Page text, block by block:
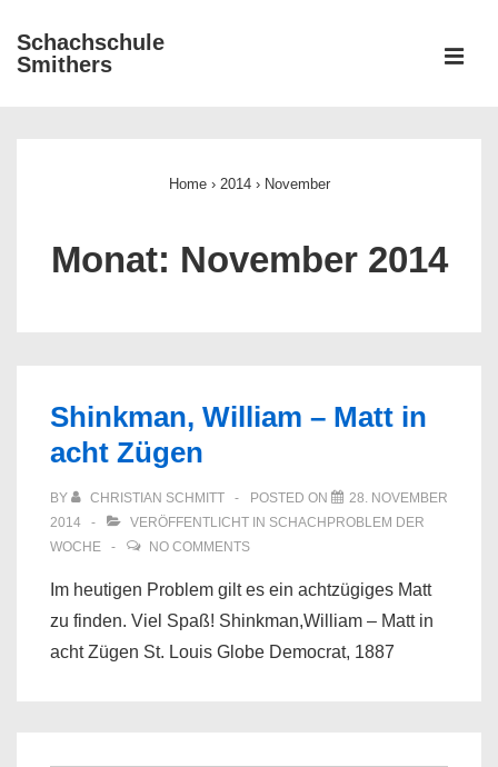
Zum
Inhalt
Schachschule
Smithers
Home › 2014 › November
Monat: November 2014
Shinkman, William – Matt in
acht Zügen
BY CHRISTIAN SCHMITT POSTED ON
28. NOVEMBER
2014
VERÖFFENTLICHT IN SCHACHPROBLEM DER
WOCHE
NO COMMENTS
Im heutigen Problem gilt es ein achtzügiges Matt
zu finden. Viel Spaß! Shinkman,William – Matt in
acht Zügen St. Louis Globe Democrat, 1887